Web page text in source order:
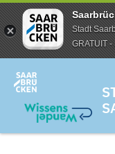
Stadt
GRATUIT